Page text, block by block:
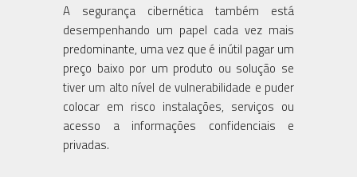
A segurança cibernética também está
desempenhando um papel cada vez mais
predominante, uma vez que é inútil pagar um
preço baixo por um produto ou solução se
tiver um alto nível de vulnerabilidade e puder
colocar em risco instalações, serviços ou
acesso a informações confidenciais e
privadas.